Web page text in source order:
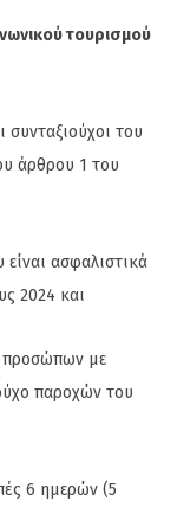
τουρισμού
του
άρθρου 1 του
ασφαλιστικά
2024 και
προσώπων με
παροχών του
6 ημερών (5